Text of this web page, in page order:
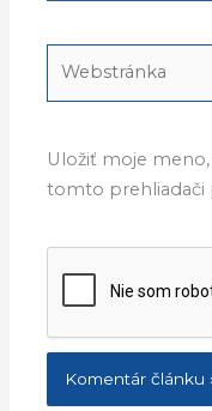
Uložiť moje
tomto prehliadači